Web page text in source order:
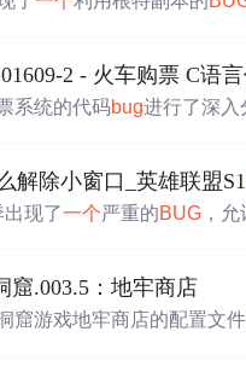
数亿金币，但这也可能导
系统的代码bug进行了深入
题，使得系统能够更好地
解除小窗口_英雄联盟
出现了一个严重的BUG ，
造成巨额灼烧伤害。虽然不
衡。玩家被建议避免在正
窟.003.5：地牢商店
窟游戏地牢商店的配置文